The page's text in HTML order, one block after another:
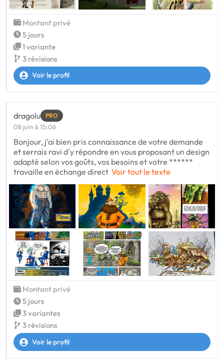
Montant privé
5 jours
1 variante
3 révisions
Voir le profil
dragolu PRO
08 juin à 15:06
Bonjour, j'ai bien pris connaissance de votre demande
et serrais ravi d'y répondre en vous proposant un design
adapté selon vos goûts, vos besoins et votre ******
travaille en échange direct Voir tout le texte
Montant privé
5 jours
3 variantes
3 révisions
Voir le profil